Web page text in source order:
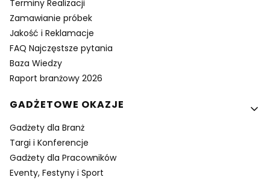
Terminy Realizacji
Zamawianie próbek
Jakość i Reklamacje
FAQ Najczęstsze pytania
Baza Wiedzy
Raport branżowy 2026
GADŻETOWE OKAZJE
Gadżety dla Branż
Targi i Konferencje
Gadżety dla Pracowników
Eventy, Festyny i Sport